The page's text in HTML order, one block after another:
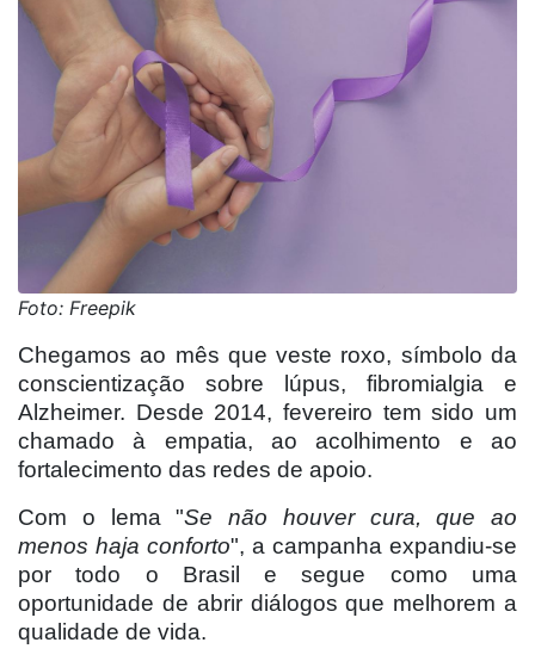
Foto: Freepik
Chegamos ao mês que veste roxo, símbolo da
conscientização sobre lúpus, fibromialgia e
Alzheimer. Desde 2014, fevereiro tem sido um
chamado à empatia, ao acolhimento e ao
fortalecimento das redes de apoio.
Com o lema "Se não houver cura, que ao
menos haja conforto", a campanha expandiu-se
por todo o Brasil e segue como uma
oportunidade de abrir diálogos que melhorem a
qualidade de vida.